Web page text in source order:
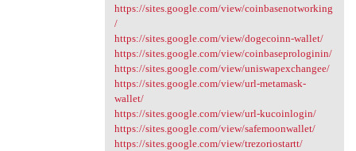
https://sites.google.com/view/coinbasenotworking
/
https://sites.google.com/view/dogecoinn-wallet/
https://sites.google.com/view/coinbaseprologinin/
https://sites.google.com/view/uniswapexchangee/
https://sites.google.com/view/url-metamask-
wallet/
https://sites.google.com/view/url-kucoinlogin/
https://sites.google.com/view/safemoonwallet/
https://sites.google.com/view/trezoriostartt/